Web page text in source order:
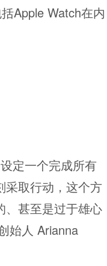
Apple Watch在内
定一个完成所有
采取行动，这个方
、甚至是过于雄心
始人 Arianna